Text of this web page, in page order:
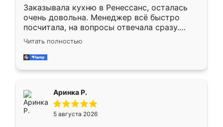
Заказывала кухню в Ренессанс, осталась
очень довольна. Менеджер всё быстро
посчитала, на вопросы отвечала сразу.
Замерщик приехал в субботу, подошёл к
делу со всей ответственностью. Собрали
за день, ребята работали аккуратно, даже
Читать полностью
Аринка Р.
5 августа 2026